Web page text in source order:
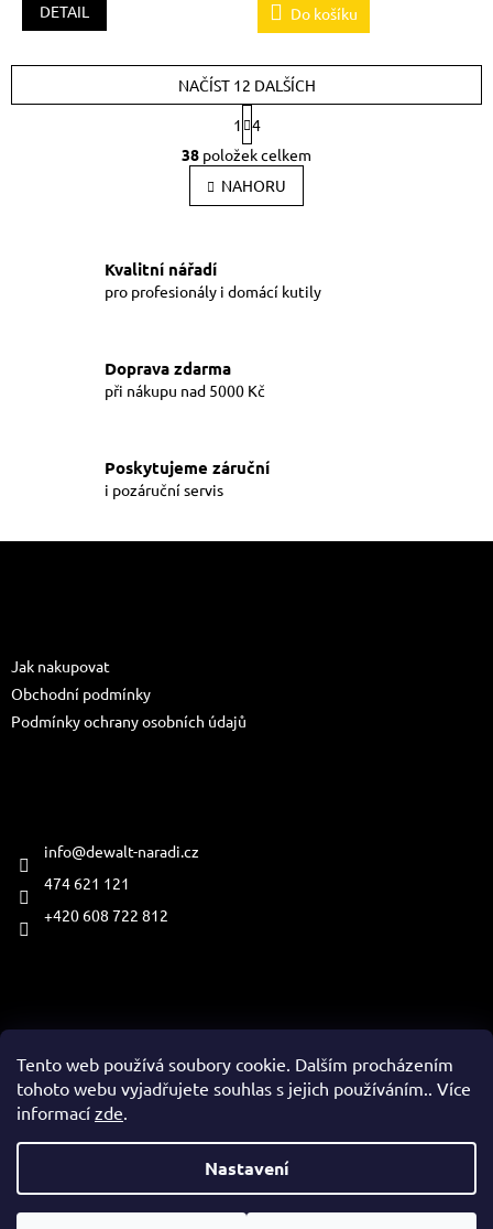
Tento web používá soubory cookie. Dalším procházením
tohoto webu vyjadřujete souhlas s jejich používáním.. Více
informací zde.
Nastavení
DETAIL Do košíku
O
v
l
á
í
y
p
i
NAČÍST 12 DALŠÍCH
S
t
r
á
n
k
í
1
4
38 položek celkem
NAHORU
Kvalitní nářadí
pro profesionály i domácí kutily
Doprava zdarma
při nákupu nad 5000 Kč
Poskytujeme záruční
i pozáruční servis
Jak nakupovat
Obchodní podmínky
Podmínky ochrany osobních údajů
info@dewalt-naradi.cz
474 621 121
+420 608 722 812
www.dewalt-naradi.cz